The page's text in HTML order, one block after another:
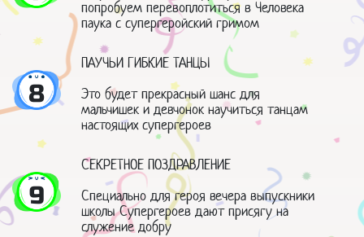
попробуем перевоплотиться в Человека
паука с супергеройский гримом
8
ПАУЧЬИ ГИБКИЕ ТАНЦЫ
Это будет прекрасный шанс для
мальчишек и девчонок научиться танцам
настоящих супергероев
9
СЕКРЕТНОЕ ПОЗДРАВЛЕНИЕ
Специально для героя вечера выпускники
школы Супергероев дают присягу на
служение добру